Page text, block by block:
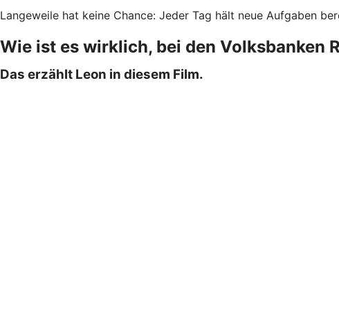
Langeweile hat keine Chance: Jeder Tag hält neue Aufgaben
Wie ist es wirklich, bei den Volksbanken
Das erzählt Leon in diesem Film.